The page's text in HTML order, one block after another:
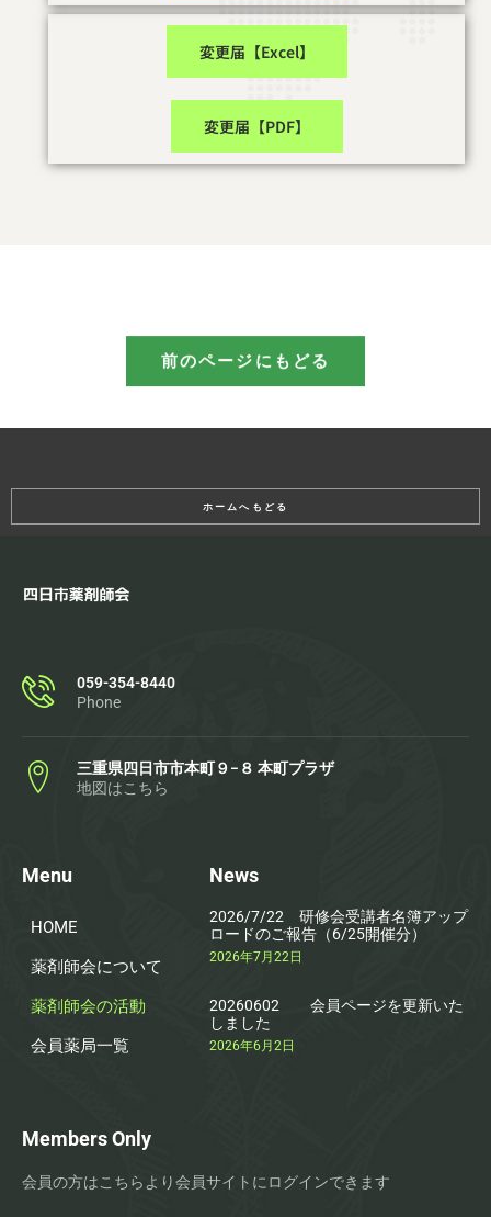
変更届【Excel】
変更届【PDF】
前のページにもどる
ホームへもどる
059-354-8440
Phone
三重県四日市市本町９−８ 本町プラザ
地図はこちら
Menu
HOME
薬剤師会について
薬剤師会の活動
会員薬局一覧
News
2026/7/22 研修会受講者名簿アップ
ロードのご報告（6/25開催分）
2026年7月22日
20260602 会員ページを更新いた
しました
2026年6月2日
Members Only
会員の方はこちらより会員サイトにログインできます